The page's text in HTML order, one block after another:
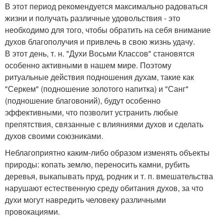
В этот период рекомендуется максимально радоваться
жизни и получать различные удовольствия - это
необходимо для того, чтобы обратить на себя внимание
духов благополучия и привлечь в свою жизнь удачу.
В этот день, т. н. "Духи Восьми Классов" становятся
особенно активными в нашем мире. Поэтому
ритуальные действия подношения духам, такие как
"Серкем" (подношение золотого напитка) и "Санг"
(подношение благовоний), будут особенно
эффективными, что позволит устранить любые
препятствия, связанные с влияниями духов и сделать
духов своими союзниками.
Неблагоприятно каким-либо образом изменять объекты
природы: копать землю, переносить камни, рубить
деревья, выкапывать пруд, родник и т. п. вмешательства
нарушают естественную среду обитания духов, за что
духи могут навредить человеку различными
провокациями.